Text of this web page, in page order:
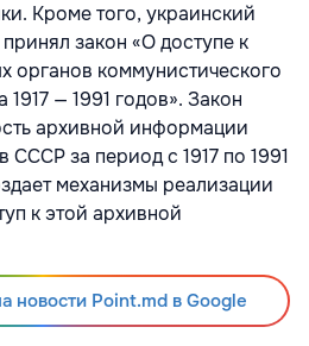
Кроме того, украинский
закон «О доступе к
органов коммунистического
— 1991 годов». Закон
архивной информации
СССР за период с 1917 по 1991
механизмы реализации
к этой архивной
новости Point.md в Google